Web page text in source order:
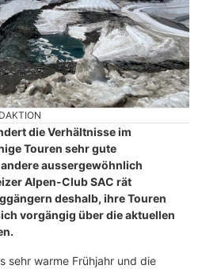
die Verhältnisse im
Touren sehr gute
aussergewöhnlich
Alpen-Club SAC rät
deshalb, ihre Touren
vorgängig über die aktuellen
sehr warme Frühjahr und die